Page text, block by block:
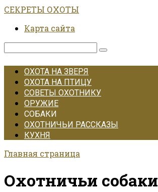
Перейти
контенту
СЕКРЕТЫ ОХОТЫ
Карта сайта
Поиск:
ОХОТА НА ЗВЕРЯ
ОХОТА НА ПТИЦУ
СОВЕТЫ ОХОТНИКУ
ОРУЖИЕ
СОБАКИ
ОХОТНИЧЬИ РАССКАЗЫ
КУХНЯ
Главная страница
Охотничьи собаки